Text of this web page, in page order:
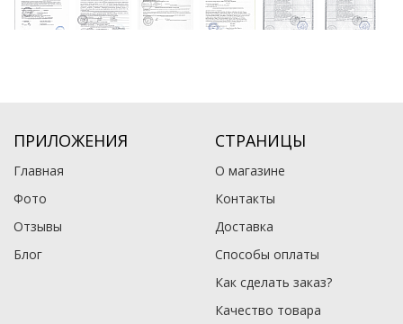
ПРИЛОЖЕНИЯ
Главная
Фото
Отзывы
Блог
СТРАНИЦЫ
О магазине
Контакты
Доставка
Способы оплаты
Как сделать заказ?
Качество товара